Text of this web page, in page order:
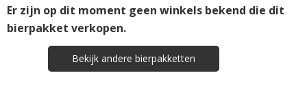
Er zijn op dit moment geen winkels bekend die dit
bierpakket verkopen.
Bekijk andere bierpakketten